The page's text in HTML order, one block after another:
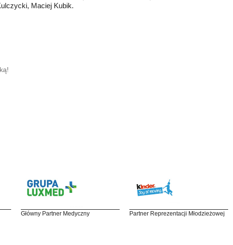
Maciej Kubik.
Główny Partner Medyczny Partner Reprezentacji Młodzieżowej